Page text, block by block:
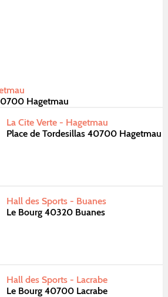
Hagetmau
La Cite Verte - Hagetmau
Place de Tordesillas 40700 Hagetmau
Hall des Sports - Buanes
Le Bourg 40320 Buanes
Hall des Sports - Lacrabe
Le Bourg 40700 Lacrabe